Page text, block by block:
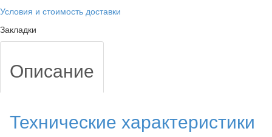
Условия и стоимость доставки
Закладки
Описание
Технические характеристики